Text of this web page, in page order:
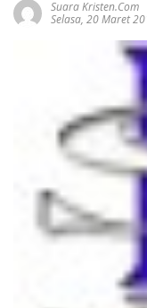
Suara Kristen.com
Selasa, 20 Maret